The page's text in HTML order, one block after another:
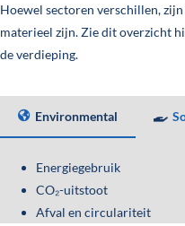
Hoewel sectoren verschillen,
materieel zijn. Zie dit overzicht
de verdieping.
Environmental
Energiegebruik
CO₂-uitstoot
Afval en circulariteit